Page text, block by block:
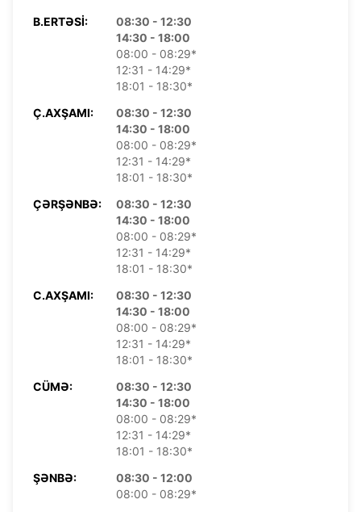
B.ERTƏSI:
08:30 - 12:30
14:30 - 18:00
08:00 - 08:29*
12:31 - 14:29*
18:01 - 18:30*
Ç.AXŞAMI:
08:30 - 12:30
14:30 - 18:00
08:00 - 08:29*
12:31 - 14:29*
18:01 - 18:30*
ÇƏRŞƏNBƏ:
08:30 - 12:30
14:30 - 18:00
08:00 - 08:29*
12:31 - 14:29*
18:01 - 18:30*
C.AXŞAMI:
08:30 - 12:30
14:30 - 18:00
08:00 - 08:29*
12:31 - 14:29*
18:01 - 18:30*
CÜMƏ:
08:30 - 12:30
14:30 - 18:00
08:00 - 08:29*
12:31 - 14:29*
18:01 - 18:30*
ŞƏNBƏ:
08:30 - 12:00
08:00 - 08:29*